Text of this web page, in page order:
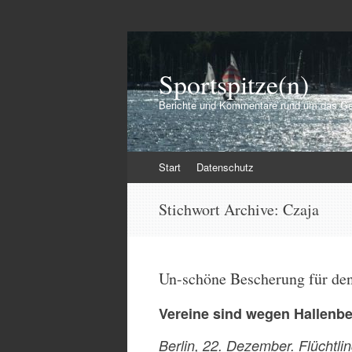
Sportspitze(n)
Berichte und Kommentare rund um das
Inhalt
Start Datenschutz
Stichwort Archive: Czaja
Un-schöne Bescherung für
Vereine sind wegen
Berlin, 22. Dezember.